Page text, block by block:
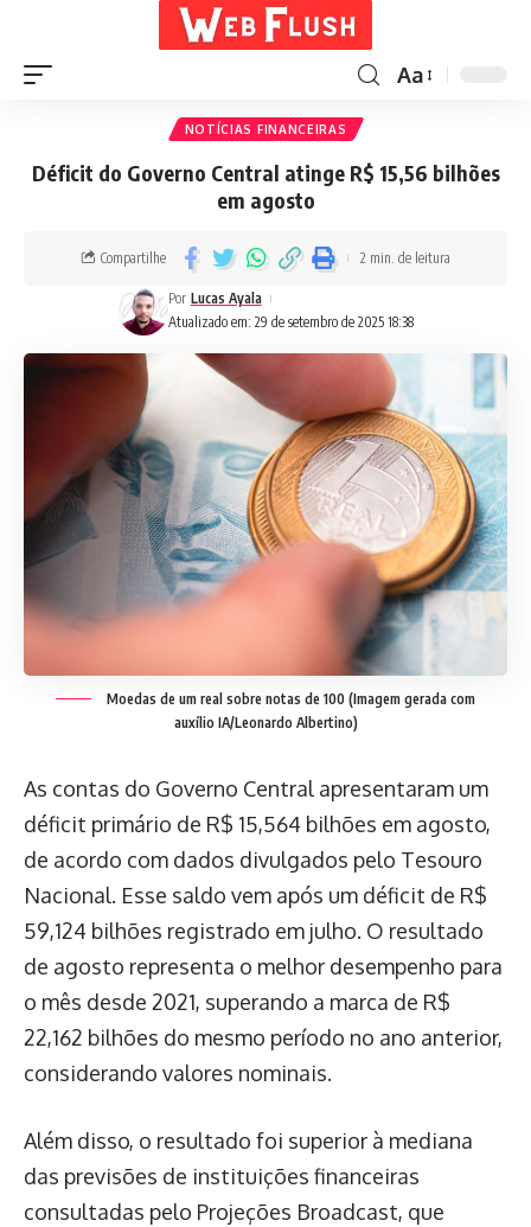
Aa
NOTÍCIAS FINANCEIRAS
Déficit do Governo Central atinge R$ 15,56 bilhões
em agosto
Atualizado em: 29 de setembro de 2025 18:38
Por Lucas Ayala
Compartilhe 2 min. de leitura
Moedas de um real sobre notas de 100 (Imagem gerada com
auxílio IA/Leonardo Albertino)
As contas do Governo Central apresentaram um
déficit primário de R$ 15,564 bilhões em agosto,
de acordo com dados divulgados pelo Tesouro
Nacional. Esse saldo vem após um déficit de R$
59,124 bilhões registrado em julho. O resultado
de agosto representa o melhor desempenho para
o mês desde 2021, superando a marca de R$
22,162 bilhões do mesmo período no ano anterior,
considerando valores nominais.
Além disso, o resultado foi superior à mediana
das previsões de instituições financeiras
consultadas pelo Projeções Broadcast, que